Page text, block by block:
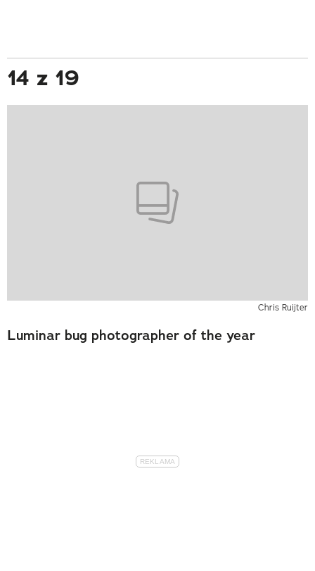
14 z 19
Chris Ruijter
Luminar bug photographer of the year